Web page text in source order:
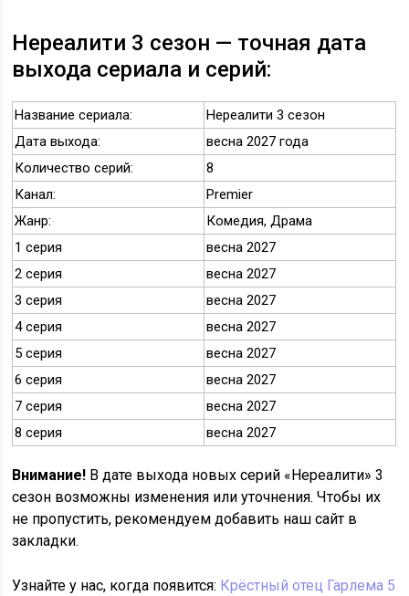
Нереалити 3 сезон — точная дата
выхода сериала и серий:
Название сериала:
Нереалити 3 сезон
Дата выхода:
весна 2027 года
Количество серий:
8
Канал:
Premier
Жанр:
Комедия, Драма
1 серия
весна 2027
2 серия
весна 2027
3 серия
весна 2027
4 серия
весна 2027
5 серия
весна 2027
6 серия
весна 2027
7 серия
весна 2027
8 серия
весна 2027
Внимание! В дате выхода новых серий «Нереалити» 3
сезон возможны изменения или уточнения. Чтобы их
не пропустить, рекомендуем добавить наш сайт в
закладки.
Узнайте у нас, когда появится: Крёстный отец Гарлема 5